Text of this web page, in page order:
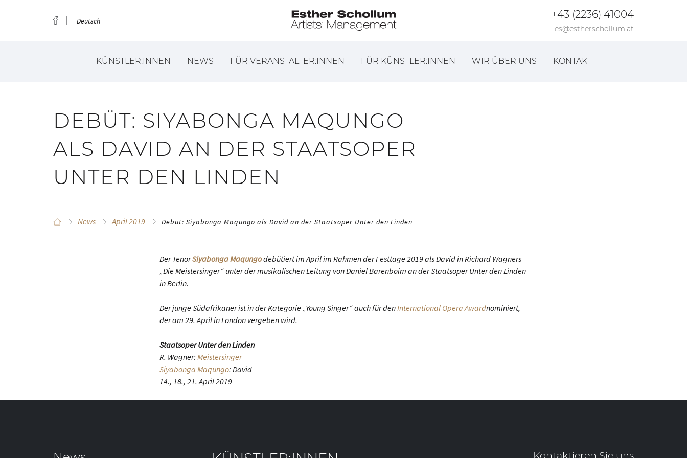
Deutsch
+43 (2236) 41004
es@estherschollum.at
KÜNSTLER:INNEN NEWS FÜR VERANSTALTER:INNEN FÜR KÜNSTLER:INNEN WIR ÜBER UNS KONTAKT
DEBÜT: SIYABONGA MAQUNGO
ALS DAVID AN DER STAATSOPER
UNTER DEN LINDEN
News April 2019 Debüt: Siyabonga Maqungo als David an der Staatsoper Unter den Linden
Der TenorSiyabonga Maqungodebütiert im April im Rahmen der Festtage 2019 als David in Richard Wagners
„Die Meistersinger“ unter der musikalischen Leitung von Daniel Barenboim an der Staatsoper Unter den Linden
in Berlin.
Der junge Südafrikaner ist in der Kategorie „Young Singer“ auch für denInternational Opera Awardnominiert,
der am 29. April in London vergeben wird.
Staatsoper Unter den Linden
R. Wagner: Meistersinger
Siyabonga Maqungo: David
14., 18., 21. April 2019
Kontaktieren Sie uns